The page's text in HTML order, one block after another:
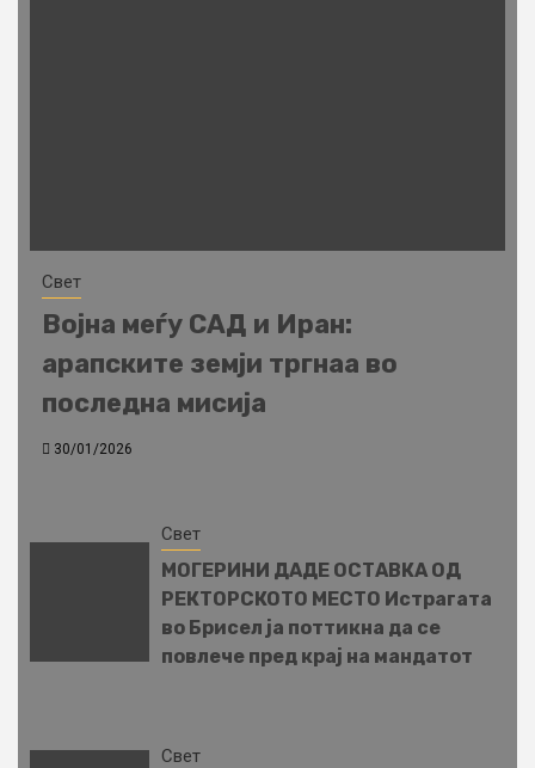
Свет
Војна меѓу САД и Иран:
арапските земји тргнаа во
последна мисија
30/01/2026
Свет
МОГЕРИНИ ДАДЕ ОСТАВКА ОД
РЕКТОРСКОТО МЕСТО Истрагата
во Брисел ја поттикна да се
повлече пред крај на мандатот
Свет